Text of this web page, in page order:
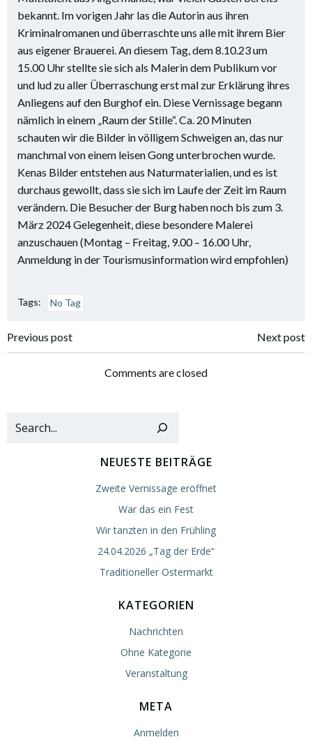
bekannt. Im vorigen Jahr las die Autorin aus ihren
Kriminalromanen und überraschte uns alle mit ihrem Bier
aus eigener Brauerei. An diesem Tag, dem 8.10.23 um
15.00 Uhr stellte sie sich als Malerin dem Publikum vor
und lud zu aller Überraschung erst mal zur Erklärung ihres
Anliegens auf den Burghof ein. Diese Vernissage begann
nämlich in einem „Raum der Stille“. Ca. 20 Minuten
schauten wir die Bilder in völligem Schweigen an, das nur
manchmal von einem leisen Gong unterbrochen wurde.
Kenas Bilder entstehen aus Naturmaterialien, und es ist
durchaus gewollt, dass sie sich im Laufe der Zeit im Raum
verändern. Die Besucher der Burg haben noch bis zum 3.
März 2024 Gelegenheit, diese besondere Malerei
anzuschauen (Montag – Freitag, 9.00 – 16.00 Uhr,
Anmeldung in der Tourismusinformation wird empfohlen)
Tags: No Tag
Post
navigation
Previous post
navigation
Next post
Comments are closed
NEUESTE BEITRÄGE
Zweite Vernissage eröffnet
War das ein Fest
Wir tanzten in den Frühling
24.04.2026 „Tag der Erde“
Traditioneller Ostermarkt
KATEGORIEN
Nachrichten
Ohne Kategorie
Veranstaltung
META
Anmelden